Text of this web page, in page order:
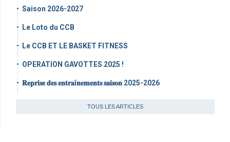
Saison 2026-2027
Le Loto du CCB
Le CCB ET LE BASKET FITNESS
OPERATION GAVOTTES 2025 !
𝐑𝐞𝐩𝐫𝐢𝐬𝐞 𝐝𝐞𝐬 𝐞𝐧𝐭𝐫𝐚î𝐧𝐞𝐦𝐞𝐧𝐭𝐬 𝐬𝐚𝐢𝐬𝐨𝐧 2025-2026
TOUS LES ARTICLES